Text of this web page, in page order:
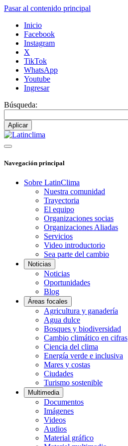
Pasar al contenido principal
Inicio
Facebook
Instagram
X
TikTok
WhatsApp
Youtube
Ingresar
Búsqueda:
Navegación principal
Sobre LatinClima
Nuestra comunidad
Trayectoria
El equipo
Organizaciones socias
Organizaciones Aliadas
Servicios
Video introductorio
Sea parte del cambio
Noticias
Noticias
Oportunidades
Blog
Áreas focales
Agricultura y ganadería
Agua dulce
Bosques y biodiversidad
Cambio climático en cifras
Ciencia del clima
Energía verde e inclusiva
Mares y costas
Ciudades
Turismo sostenible
Multimedia
Documentos
Imágenes
Videos
Audios
Material gráfico